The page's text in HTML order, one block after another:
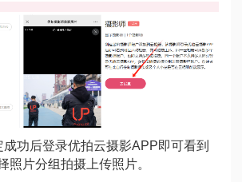
功后登录优拍云摄影APP即可看到
照片分组拍摄上传照片。